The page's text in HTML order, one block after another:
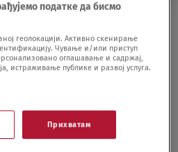
DANA10.07.21.
податке да бисмо
геолокацији. Активно скенирање
Чување и/или приступ
оглашавање и садржај,
истраживање публике и развој услуга.
Прихватам